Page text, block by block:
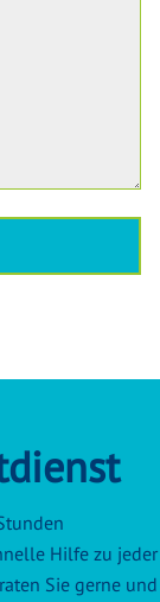
Hilfe zu jeder
Sie gerne und